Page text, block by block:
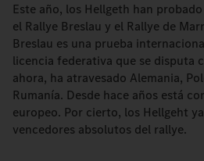
Este año, los Hellgeth han
el Rallye Breslau y el Rallye de
Breslau es una prueba
licencia federativa que se disputa
ahora, ha atravesado Alemania,
Rumanía. Desde hace años está
europeo. Por cierto, los Hellgeht
vencedores absolutos del rallye.